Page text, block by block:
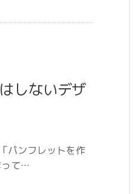
しないデザ
パンフレットを作
って…